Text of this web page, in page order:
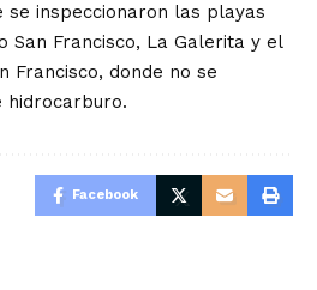
se inspeccionaron las playas
San Francisco, La Galerita y el
Francisco, donde no se
hidrocarburo.
Facebook